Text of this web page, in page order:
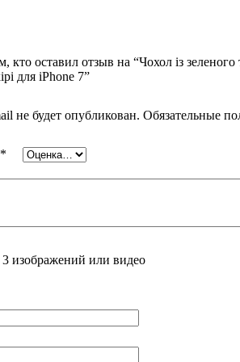
чохол зі шкіри – Kartell допоможе
клієнта, тому із задоволенням
у нас – завжди вигідно та приємно.
кто оставил отзыв на “Чохол із
для iPhone 7”
не будет опубликован. Обязательные
*
3 изображений или видео